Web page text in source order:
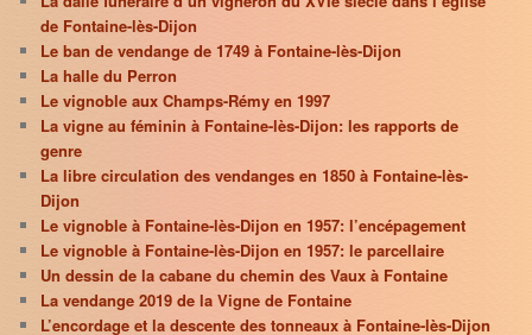
de Fontaine-lès-Dijon
Le ban de vendange de 1749 à Fontaine-lès-Dijon
La halle du Perron
Le vignoble aux Champs-Rémy en 1997
La vigne au féminin à Fontaine-lès-Dijon: les rapports de
genre
La libre circulation des vendanges en 1850 à Fontaine-lès-
Dijon
Le vignoble à Fontaine-lès-Dijon en 1957: l’encépagement
Le vignoble à Fontaine-lès-Dijon en 1957: le parcellaire
Un dessin de la cabane du chemin des Vaux à Fontaine
La vendange 2019 de la Vigne de Fontaine
L’encordage et la descente des tonneaux à Fontaine-lès-Dijon